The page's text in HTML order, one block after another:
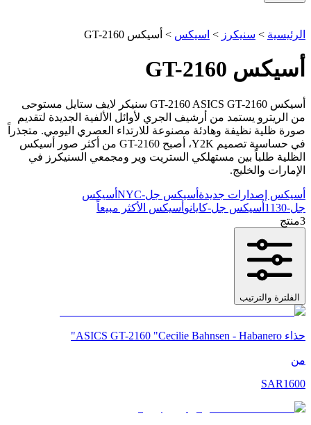
الرئيسية > سنيكرز > اسيكس > أسيكس GT-2160
أسيكس GT-2160
أسيكس GT-2160 ASICS GT-2160 سنيكر لايف ستايل مستوحى
من الريترو يستمد من أرشيف الجري لأوائل الألفية الجديدة لتقديم
صورة ظلية نظيفة وهادئة مصنوعة للارتداء العصري اليومي. متجذراً
في حساسية تصميم Y2K، أصبح GT-2160 من أكثر صور أسيكس
الظلية طلباً بين مستهلكي الستريت وير ومجمعي السنيكرز في
الإمارات والخليج.
أسيكس إصدارات جديدة أسيكس جل-NYC
أسيكس
جل-1130
أسيكس جل-كايانو أسيكس الأكثر مبيعاً
3منتج
الفلترة والترتيب
حذاء ASICS GT-2160 "Cecilie Bahnsen - Habanero"
من
SAR1600